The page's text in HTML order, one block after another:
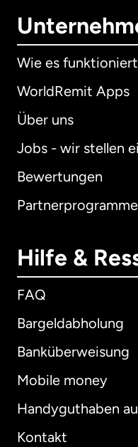
Wie es funktioniert
WorldRemit Apps
Über uns
Jobs - wir stellen
Bewertungen
Partnerprogramme
Hilfe &
FAQ
Bargeldabholung
Banküberweisung
Mobile money
Handyguthaben
Kontakt